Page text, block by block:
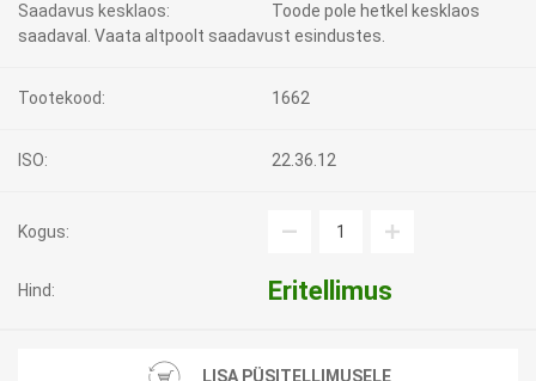
Saadavus kesklaos:
Toode pole hetkel kesklaos
saadaval. Vaata altpoolt saadavust esindustes.
Tootekood: 1662
ISO: 22.36.12
Kogus:
Hind: Eritellimus
LISA PÜSITELLIMUSELE